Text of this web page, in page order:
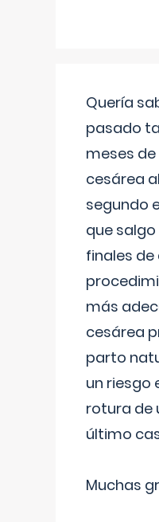
Quería
pasado
meses
cesárea
segundo
que
finales de
más
cesárea
parto
un riesgo
rotura de
último
Muchas